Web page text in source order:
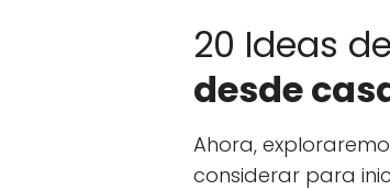
20 Ideas
desde
Ahora,
considerar para